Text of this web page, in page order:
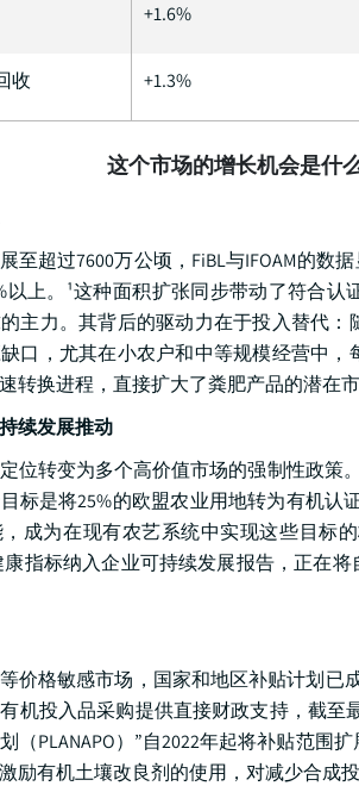
+1.6%
收 +1.3%
这个市场的增长机会是什
至超过7600万公顷，FiBL与IFOAM的
以上。¹这种面积扩张同步带动了符合
主力。其背后的驱动力在于投入替代
口，尤其在小农户和中等规模经营中
转换进程，直接扩大了粪肥产品的潜在市
续发展推动
位转变为多个高价值市场的强制性政策
标是将25%的欧盟农业用地转为有机
成为在现有农艺系统中实现这些目标
康指标纳入企业可持续发展报告，正
价格敏感市场，国家和地区补贴计划已
机投入品采购提供直接财政支持，截至
（PLANAPO）”自2022年起将补贴范围
励有机土壤改良剂的使用，对减少合成